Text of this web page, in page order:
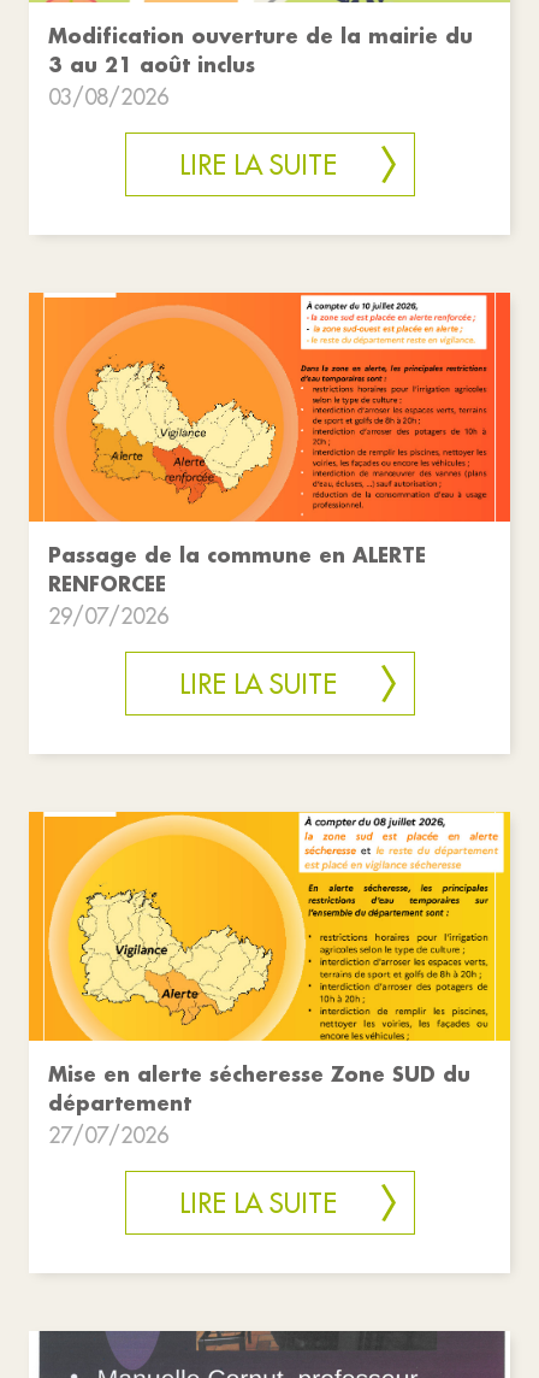
Modification ouverture de la mairie du
3 au 21 août inclus
03/08/2026
LIRE LA SUITE
Passage de la commune en ALERTE
RENFORCEE
29/07/2026
LIRE LA SUITE
Mise en alerte sécheresse Zone SUD du
département
27/07/2026
LIRE LA SUITE